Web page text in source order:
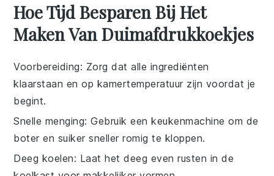
Hoe Tijd Besparen Bij Het
Maken Van Duimafdrukkoekjes
Voorbereiding: Zorg dat alle ingrediënten
klaarstaan en op kamertemperatuur zijn voordat je
begint.
Snelle menging: Gebruik eenkeukenmachine om de
boter en suiker sneller romig te kloppen.
Deeg koelen: Laat hetdeeg even rusten in de